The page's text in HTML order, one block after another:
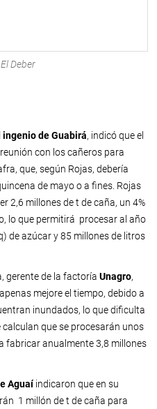
Deber
ingenio de Guabirá, indicó que el
con los cañeros para
que, según Rojas, debería
de mayo o a fines. Rojas
2,6 millones de t de caña, un 4%
lo que permitirá procesar al año
de azúcar y 85 millones de litros
gerente de la factoría Unagro,
mejore el tiempo, debido a
inundados, lo que dificulta
que se procesarán unos
fabricar anualmente 3,8 millones
Aguaíindicaron que en su
1 millón de t de caña para